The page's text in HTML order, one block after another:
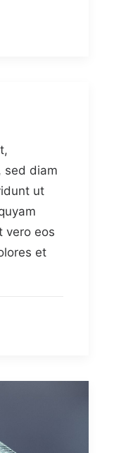
sed diam
ut
vero eos
et